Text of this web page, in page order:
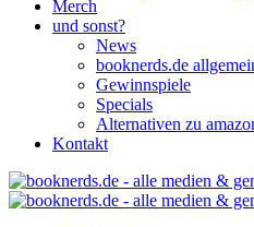
Merch
und sonst?
News
booknerds.de
Gewinnspiele
Specials
Alternativen zu
Kontakt